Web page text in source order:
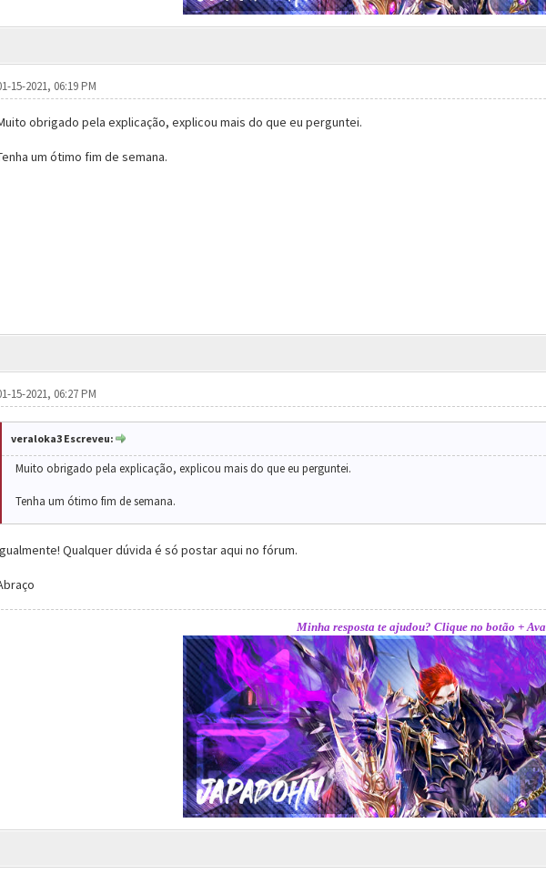
15-2021, 06:19 PM
obrigado pela explicação, explicou mais do que eu perguntei.
um ótimo fim de semana.
15-2021, 06:27 PM
veraloka3 Escreveu:
Muito obrigado pela explicação, explicou mais do que eu perguntei.
Tenha um ótimo fim de semana.
Qualquer dúvida é só postar aqui no fórum.
Minha resposta te ajudou? Clique no botão +